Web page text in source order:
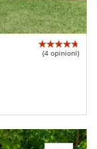
(4 opinioni)